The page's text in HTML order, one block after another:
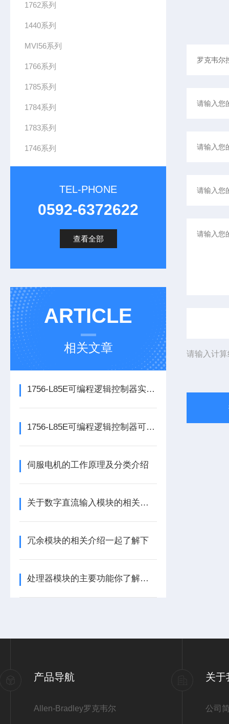
1762系列
1440系列
MVI56系列
1766系列
1785系列
1784系列
1783系列
1746系列
TEL-PHONE
0592-6372622
查看全部
ARTICLE
相关文章
1756-L85E可编程逻辑控制器实操应用常见问题分析及解决方法探讨
1756-L85E可编程逻辑控制器可满足多行业自动化精准控制需求
伺服电机的工作原理及分类介绍
关于数字直流输入模块的相关介绍
冗余模块的相关介绍一起了解下
处理器模块的主要功能你了解多少呢
请输入计
产品导航
Allen-Bradley罗克韦尔
关于
公司